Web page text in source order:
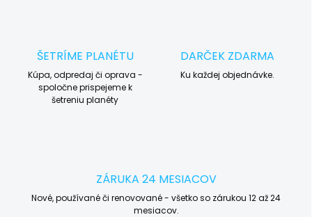
ŠETRÍME PLANÉTU
Kúpa, odpredaj či oprava -
spoločne prispejeme k
šetreniu planéty
DARČEK ZDARMA
Ku každej objednávke.
ZÁRUKA 24 MESIACOV
Nové, používané či renovované - všetko so zárukou 12 až 24
mesiacov.